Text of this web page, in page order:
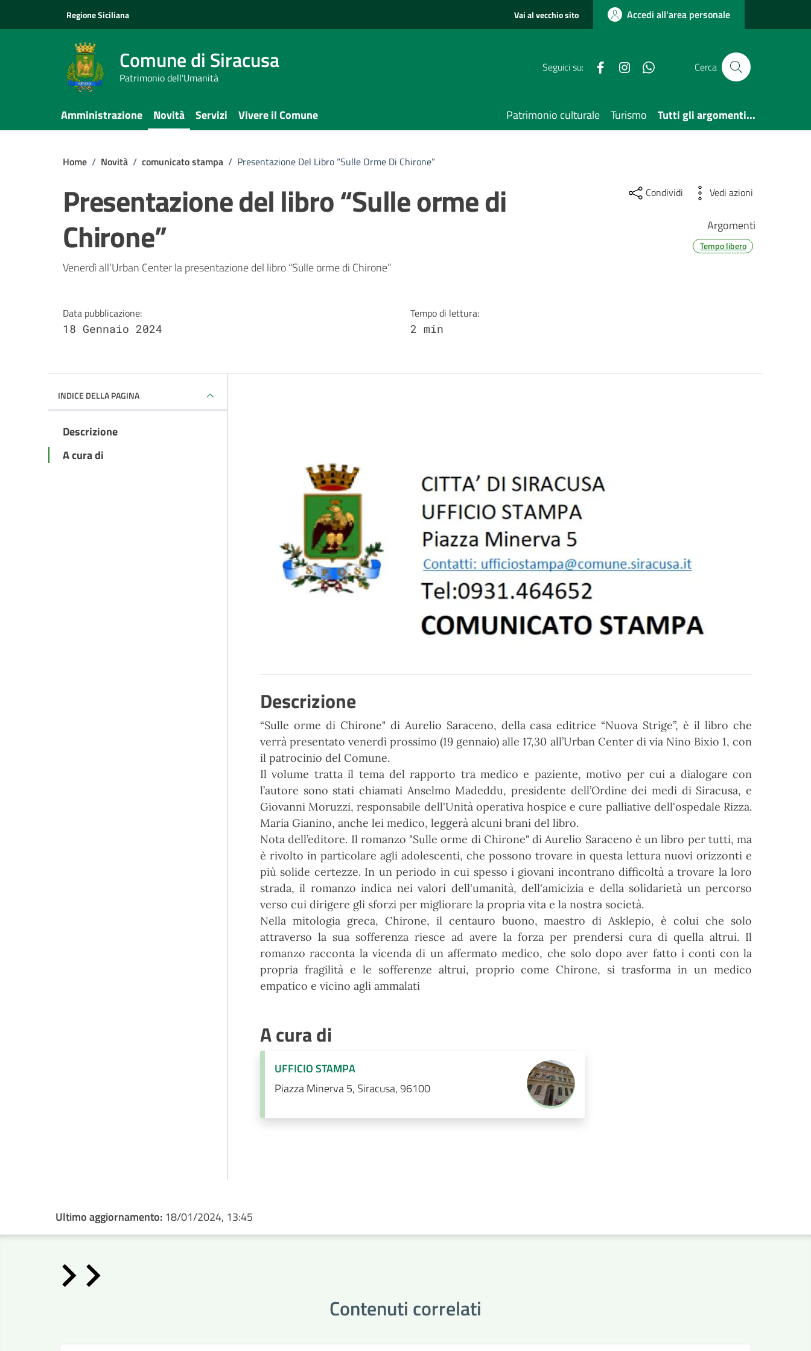
Regione Siciliana Vai al vecchio sito Accedi all'area personale
Comune di Siracusa
Patrimonio dell'Umanità
Seguici su: FacebookInstagram3357475817
Cerca
Amministrazione Novità Servizi Vivere il Comune Patrimonio culturale Turismo Tutti gli argomenti...
Home / Novità / comunicato stampa / Presentazione Del Libro “Sulle Orme Di Chirone”
Presentazione del libro “Sulle orme di
Chirone”
Dettagli della notizia
Venerdì all’Urban Center la presentazione del libro “Sulle orme di Chirone”
Data pubblicazione:
18 Gennaio 2024
Tempo di lettura:
2 min
Condividi Vedi azioni
Argomenti
Tempo libero
INDICE DELLA PAGINA
Descrizione
A cura di
Descrizione
“Sulle orme di Chirone" di Aurelio Saraceno, della casa editrice “Nuova Strige”, è il libro che
verrà presentato venerdì prossimo (19 gennaio) alle 17,30 all’Urban Center di via Nino Bixio 1, con
il patrocinio del Comune.
Il volume tratta il tema del rapporto tra medico e paziente, motivo per cui a dialogare con
l’autore sono stati chiamati Anselmo Madeddu, presidente dell’Ordine dei medi di Siracusa, e
Giovanni Moruzzi, responsabile dell'Unità operativa hospice e cure palliative dell'ospedale Rizza.
Maria Gianino, anche lei medico, leggerà alcuni brani del libro.
Nota dell’editore. Il romanzo "Sulle orme di Chirone" di Aurelio Saraceno è un libro per tutti, ma
è rivolto in particolare agli adolescenti, che possono trovare in questa lettura nuovi orizzonti e
più solide certezze. In un periodo in cui spesso i giovani incontrano difficoltà a trovare la loro
strada, il romanzo indica nei valori dell'umanità, dell'amicizia e della solidarietà un percorso
verso cui dirigere gli sforzi per migliorare la propria vita e la nostra società.
Nella mitologia greca, Chirone, il centauro buono, maestro di Asklepio, è colui che solo
attraverso la sua sofferenza riesce ad avere la forza per prendersi cura di quella altrui. Il
romanzo racconta la vicenda di un affermato medico, che solo dopo aver fatto i conti con la
propria fragilità e le sofferenze altrui, proprio come Chirone, si trasforma in un medico
empatico e vicino agli ammalati
A cura di
UFFICIO STAMPA
Piazza Minerva 5, Siracusa, 96100
Ultimo aggiornamento: 18/01/2024, 13:45
Contenuti correlati